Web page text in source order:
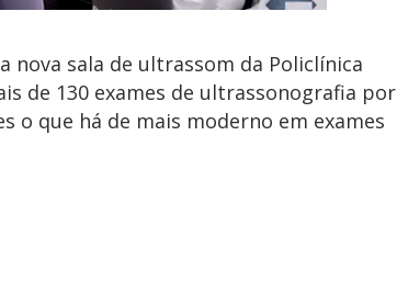
nova sala de ultrassom da Policlínica
de 130 exames de ultrassonografia por
o que há de mais moderno em exames